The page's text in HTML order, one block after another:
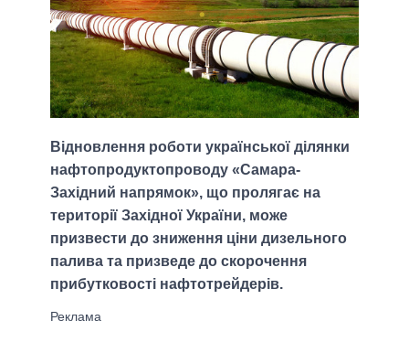
Відновлення роботи української ділянки
нафтопродуктопроводу «Самара-
Західний напрямок», що пролягає на
території Західної України, може
призвести до зниження ціни дизельного
палива та призведе до скорочення
прибутковості нафтотрейдерів.